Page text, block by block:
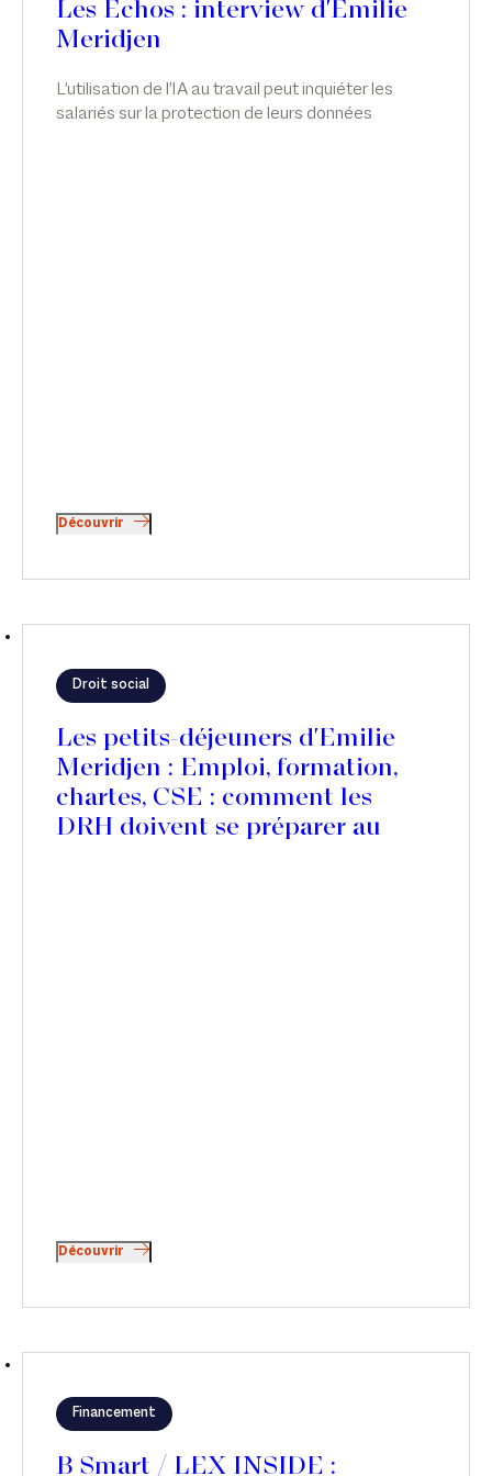
L'utilisation de l'IA au travail peut inquiéter les
salariés sur la protection de leurs données
Les Echos : interview d'Emilie
Meridjen
Découvrir
Droit social
Les petits-déjeuners d'Emilie
Meridjen : Emploi, formation,
chartes, CSE : comment les
DRH doivent se préparer au
Découvrir
Financement
B Smart / LEX INSIDE :